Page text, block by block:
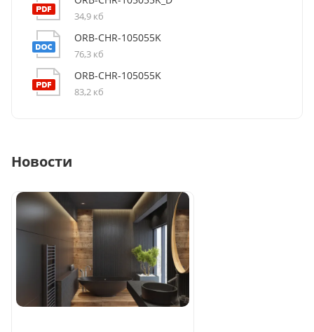
34,9 кб
ORB-CHR-105055K
76,3 кб
ORB-CHR-105055K
83,2 кб
Новости